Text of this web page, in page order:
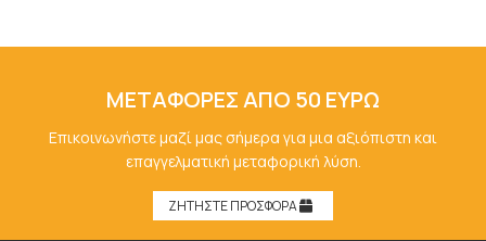
ΜΕΤΑΦΟΡΕΣ ΑΠΟ 50 ΕΥΡΩ
Επικοινωνήστε μαζί μας σήμερα για μια αξιόπιστη και
επαγγελματική μεταφορική λύση.
ΖΗΤΗΣΤΕ ΠΡΟΣΦΟΡΑ